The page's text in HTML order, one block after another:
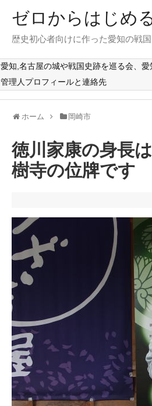
ゼロからはじめ
歴史初心者向けに作った愛知の戦
愛知,名古屋の城や戦国史跡を巡る会、
管理人プロフィールと連絡先
ホーム 岡崎市
徳川家康の身長
樹寺の位牌です